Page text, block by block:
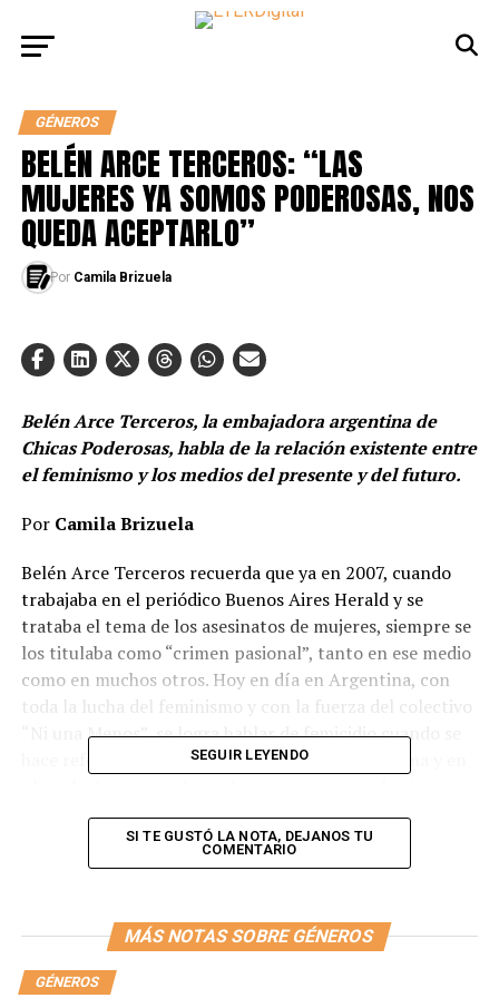
GÉNEROS
BELÉN ARCE TERCEROS: “LAS
MUJERES YA SOMOS PODEROSAS, NOS
QUEDA ACEPTARLO”
Por Camila Brizuela
Belén Arce Terceros, la embajadora argentina de
Chicas Poderosas, habla de la relación existente entre
el feminismo y los medios del presente y del futuro.
PorCamila Brizuela
Belén Arce Terceros recuerda que ya en 2007, cuando
trabajaba en el periódico Buenos Aires Herald y se
trataba el tema de los asesinatos de mujeres, siempre se
los titulaba como “crimen pasional”, tanto en ese medio
como en muchos otros. Hoy en día en Argentina, con
toda la lucha del feminismo y con la fuerza del colectivo
“Ni una Menos”, se logra hablar de femicidio cuando se
hace referencia a este tipo de delito. De esta forma y en
tema antes relegado. Aparecen entonces nuevos
espacios y debates en diferentes ámbitos que focalizan
la atención en los medios para visibilizarlo. Es por eso
en esos espacios la manera de llevar adelante la premisa
de que el futuro de los medios es femenino, mientras
que el presente es feminista.
SEGUIR LEYENDO
SI TE GUSTÓ LA NOTA, DEJANOS TU
COMENTARIO
MÁS NOTAS SOBRE GÉNEROS
GÉNEROS